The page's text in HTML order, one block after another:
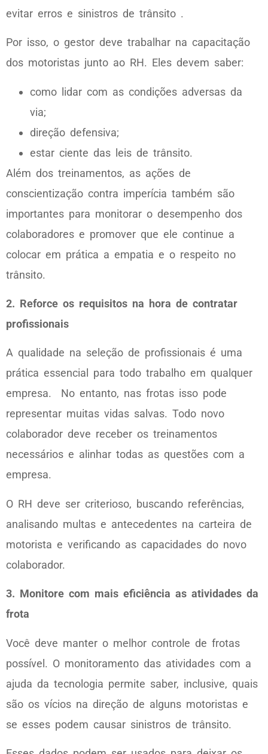
evitar erros e sinistros de trânsito .
Por isso, o gestor deve trabalhar na capacitação
dos motoristas junto ao RH. Eles devem saber:
como lidar com as condições adversas da
via;
direção defensiva;
estar ciente das leis de trânsito.
Além dos treinamentos, as ações de
conscientização contra imperícia também são
importantes para monitorar o desempenho dos
colaboradores e promover que ele continue a
colocar em prática a empatia e o respeito no
trânsito.
2. Reforce os requisitos na hora de contratar
profissionais
A qualidade na seleção de profissionais é uma
prática essencial para todo trabalho em qualquer
empresa. No entanto, nas frotas isso pode
representar muitas vidas salvas. Todo novo
colaborador deve receber os treinamentos
necessários e alinhar todas as questões com a
empresa.
O RH deve ser criterioso, buscando referências,
analisando multas e antecedentes na carteira de
motorista e verificando as capacidades do novo
colaborador.
3. Monitore com mais eficiência as atividades da
frota
Você deve manter o melhor controle de frotas
possível. O monitoramento das atividades com a
ajuda da tecnologia permite saber, inclusive, quais
são os vícios na direção de alguns motoristas e
se esses podem causar sinistros de trânsito.